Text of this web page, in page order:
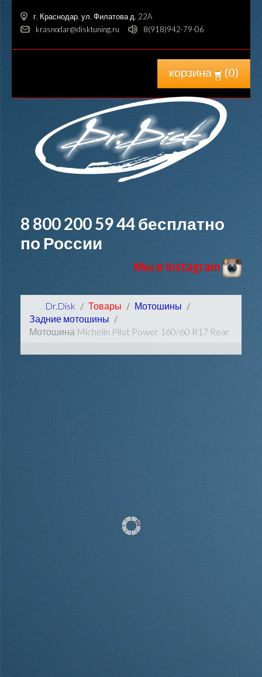
г. Краснодар, ул. Филатова д. 22A
krasnodar@disktuning.ru
8(918)942-79-06
корзина (0)
8 800 200 59 44бесплатно
по России
Мы в Instagram
Dr.Disk Товары
Мотошины
Задние мотошины
Мотошина Michelin Pilot Power 160/60 R17 Rear